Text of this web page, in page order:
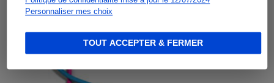
Personnaliser mes choix
TOUT ACCEPTER & FERMER